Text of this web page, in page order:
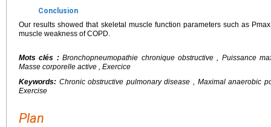
Conclusion
Our results showed that skeletal muscle function parameters such as
muscle weakness of COPD.
Mots clés :Bronchopneumopathie chronique obstructive , Puissance
Masse corporelle active , Exercice
Keywords: Chronic obstructive pulmonary disease , Maximal anaerobic
Exercise
Plan